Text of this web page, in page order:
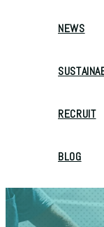
NEWS
RECRUIT
BLOG